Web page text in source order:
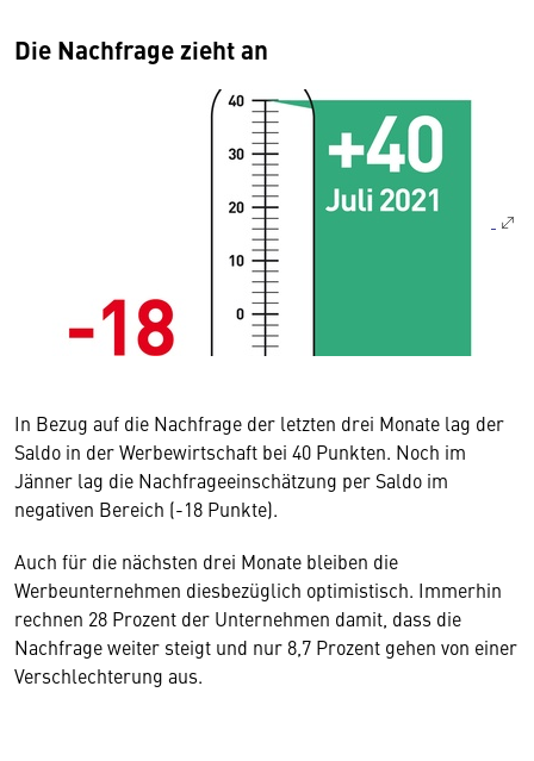
Die Nachfrage zieht an
In Bezug auf die Nachfrage der letzten drei Monate lag der
Saldo in der Werbewirtschaft bei 40 Punkten. Noch im
Jänner lag die Nachfrageeinschätzung per Saldo im
negativen Bereich (-18 Punkte).
Auch für die nächsten drei Monate bleiben die
Werbeunternehmen diesbezüglich optimistisch. Immerhin
rechnen 28 Prozent der Unternehmen damit, dass die
Nachfrage weiter steigt und nur 8,7 Prozent gehen von einer
Verschlechterung aus.